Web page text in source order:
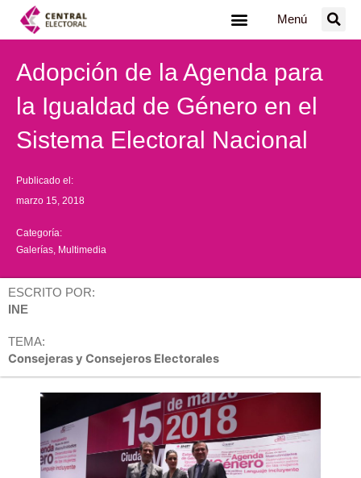
Menú
Adopción de la Agenda para
la Igualdad de Género en el
Sistema Electoral Nacional
Publicado el:
marzo 15, 2018
Categoría:
Galerías Multimedia
ESCRITO POR:
INE
TEMA:
Consejeras y Consejeros Electorales